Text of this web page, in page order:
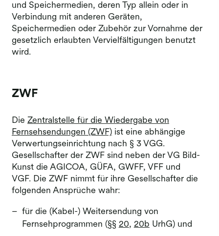
und Speichermedien, deren Typ allein oder in
Verbindung mit anderen Geräten,
Speichermedien oder Zubehör zur Vornahme der
gesetzlich erlaubten Vervielfältigungen benutzt
wird.
ZWF
Die Zentralstelle für die Wiedergabe von
Fernsehsendungen (ZWF) ist eine abhängige
Verwertungseinrichtung nach § 3 VGG.
Gesellschafter der ZWF sind neben der VG Bild-
Kunst die AGICOA, GÜFA, GWFF, VFF und
VGF. Die ZWF nimmt für ihre Gesellschafter die
folgenden Ansprüche wahr:
für die (Kabel-) Weitersendung von
Fernsehprogrammen (§§ 20, 20b UrhG) und